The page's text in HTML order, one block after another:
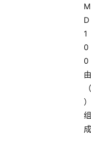
M
D
1
0
0
由
（
）
组
成